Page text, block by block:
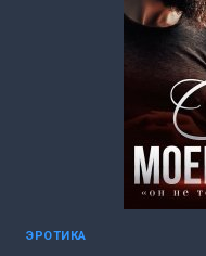
ЭРОТИКА